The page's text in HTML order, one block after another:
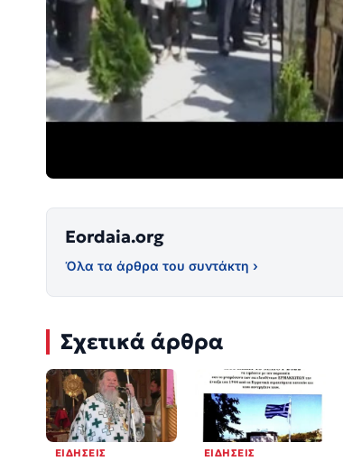
Eordaia.org
Όλα τα άρθρα του συντάκτη ›
Σχετικά άρθρα
ΕΙΔΉΣΕΙΣ ΕΙΔΉΣΕΙΣ